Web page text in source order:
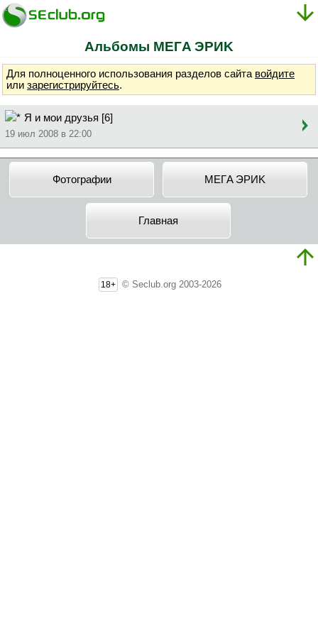
Альбомы MEГA ЭPИK
Для полноценного использования разделов сайта войдите
или зарегистрируйтесь.
Я и мои друзья [6]
19 июл 2008 в 22:00
Фотографии MEГA ЭPИK
Главная
18+ © Seclub.org 2003-2026